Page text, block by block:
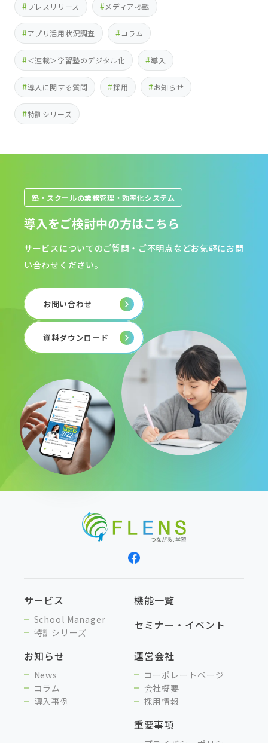
プレスリリース メディア掲載
アプリ活用状況調査 コラム
＜連載＞学習塾のデジタル化 導入
導入に関する質問 採用 お知らせ
特訓シリーズ
塾・スクールの業務管理・効率化システム
導入をご検討中の方はこちら
サービスについてのご質問・ご不明点などお気軽にお問
い合わせください。
お問い合わせ
資料ダウンロード
サービス
School Manager
特訓シリーズ
機能一覧
セミナー・イベント
お知らせ
News
コラム
導入事例
運営会社
コーポレートページ
会社概要
採用情報
重要事項